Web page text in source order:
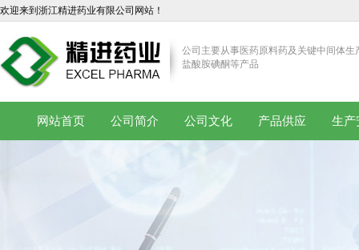
欢迎来到浙江精进药业有限公司网站！
公司主要从事医药原料药及关键中间体
盐酸胺碘酮等产品
网站首页 公司简介 公司文化 产品供应 生产